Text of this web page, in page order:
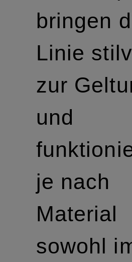
bringen
Linie
zur
und
je nach
Material
sowohl